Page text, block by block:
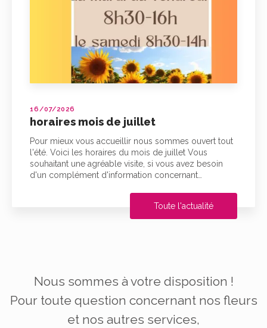
16/07/2026
horaires mois de juillet
Pour mieux vous accueillir nous sommes ouvert tout
l'été. Voici les horaires du mois de juillet Vous
souhaitant une agréable visite, si vous avez besoin
d'un complément d'information concernant…
Toute l'actualité
Nous sommes à votre disposition !
Pour toute question concernant nos fleurs
et nos autres services,